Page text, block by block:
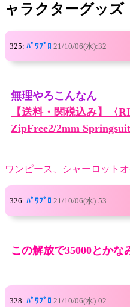
ャラクターグッズ
325: ﾊﾟﾜﾌﾟﾛ 21/10/06(水):32
無理やろこんなん
【送料・関税込み】〈
ZipFree2/2mm Springsuit
ワンピース、シャーロット
326: ﾊﾟﾜﾌﾟﾛ 21/10/06(水):53
この解放で35000とかな
328: ﾊﾟﾜﾌﾟﾛ 21/10/06(水):02